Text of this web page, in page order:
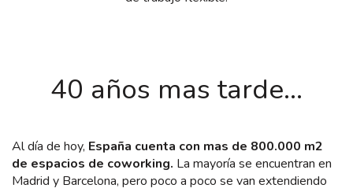
40 años mas tarde…
Al día de hoy, España cuenta con mas de 800.000 m2
de espacios de coworking. La mayoría se encuentran en
Madrid y Barcelona, pero poco a poco se van extendiendo